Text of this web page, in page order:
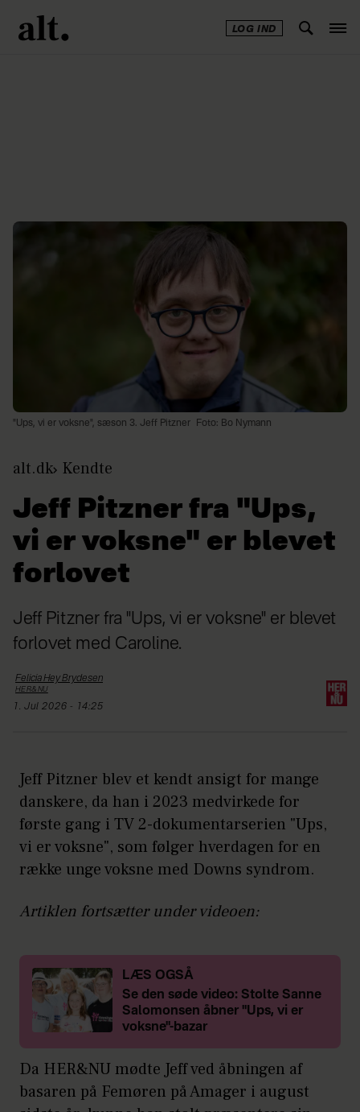
LOG IND
"Ups, vi er voksne", sæson 3. Jeff Pitzner Foto: Bo Nymann
alt.dk Kendte
Jeff Pitzner fra "Ups,
vi er voksne" er blevet
forlovet
Jeff Pitzner fra "Ups, vi er voksne" er blevet
forlovet med Caroline.
Felicia HeyBrydesen
HER&NU
1. Jul 2026 - 14:25
Jeff Pitzner blev et kendt ansigt for mange
danskere, da han i 2023 medvirkede for
første gang i TV 2-dokumentarserien "Ups,
vi er voksne", som følger hverdagen for en
række unge voksne med Downs syndrom.
Artiklen fortsætter under videoen:
LÆS OGSÅ
Se den søde video: Stolte Sanne
Salomonsen åbner "Ups, vi er
voksne"-bazar
Da HER&NU mødte Jeff ved åbningen af
basaren på Femøren på Amager i august